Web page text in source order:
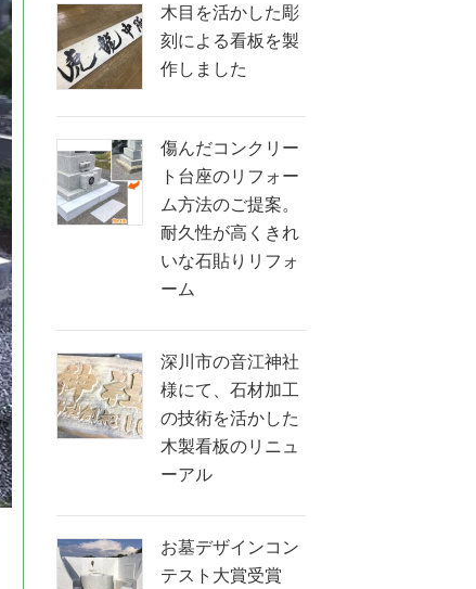
木目を活かした彫
刻による看板を製
作しました
傷んだコンクリー
ト台座のリフォー
ム方法のご提案。
耐久性が高くきれ
いな石貼りリフォ
ーム
深川市の音江神社
様にて、石材加工
の技術を活かした
木製看板のリニュ
ーアル
お墓デザインコン
テスト大賞受賞